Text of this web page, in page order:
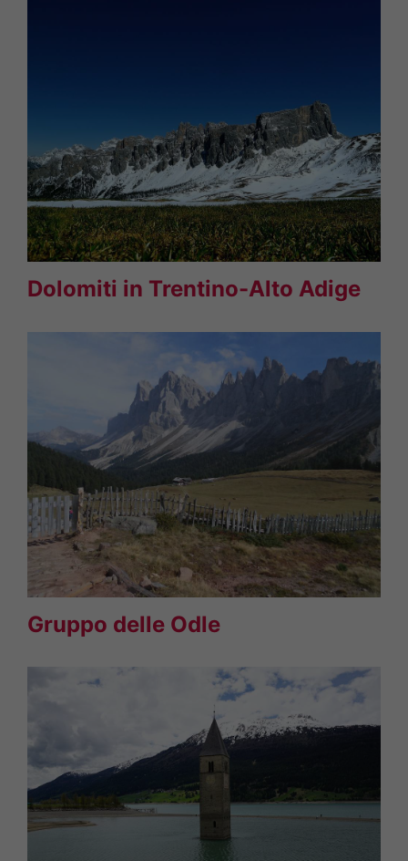
Dolomiti in Trentino-Alto Adige
Gruppo delle Odle